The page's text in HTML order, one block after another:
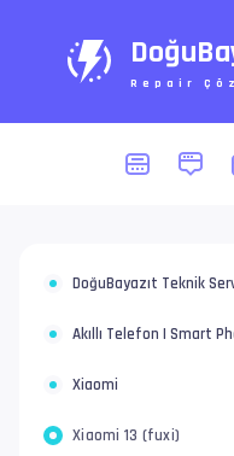
Repair
DoğuBayazıt Teknik
Akıllı Telefon | Smart
Xiaomi
Xiaomi 13 (fuxi)